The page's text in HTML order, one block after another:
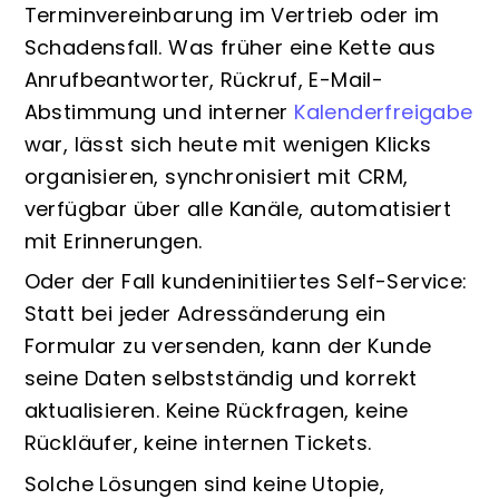
Terminvereinbarung im Vertrieb oder im
Schadensfall. Was früher eine Kette aus
Anrufbeantworter, Rückruf, E-Mail-
Abstimmung und interner Kalenderfreigabe
war, lässt sich heute mit wenigen Klicks
organisieren, synchronisiert mit CRM,
verfügbar über alle Kanäle, automatisiert
mit Erinnerungen.
Oder der Fall kundeninitiiertes Self-Service:
Statt bei jeder Adressänderung ein
Formular zu versenden, kann der Kunde
seine Daten selbstständig und korrekt
aktualisieren. Keine Rückfragen, keine
Rückläufer, keine internen Tickets.
Solche Lösungen sind keine Utopie,